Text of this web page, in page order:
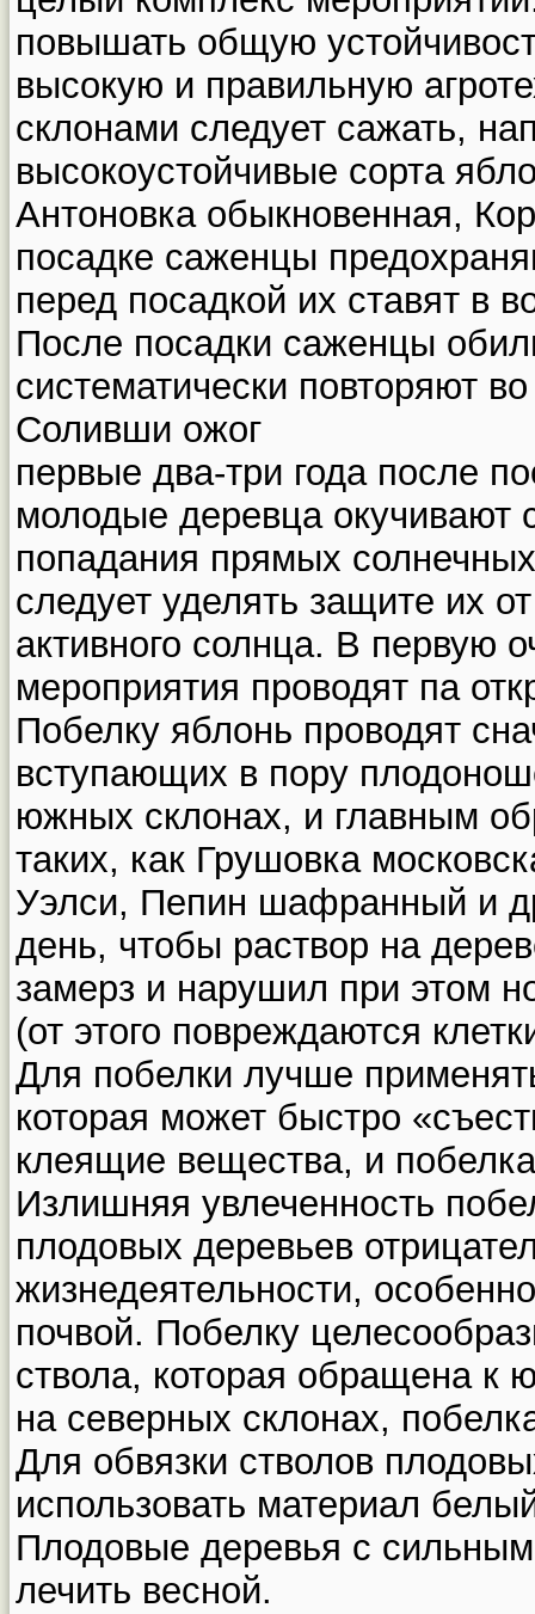
повышать общую
высокую и правильную
склонами следует сажать,
высокоустойчивые сорта
Антоновка обыкновенная,
посадке саженцы
перед посадкой их ставят в
После посадки саженцы
систематически повторяют
Соливши ожог
первые два-три года после
молодые деревца окучивают
попадания прямых
следует уделять защите их
активного солнца. В первую
мероприятия проводят па
Побелку яблонь проводят
вступающих в пору
южных склонах, и главным
таких, как Грушовка
Уэлси, Пепин шафранный и
день, чтобы раствор на
замерз и нарушил при этом
(от этого повреждаются
Для побелки лучше
которая может быстро
клеящие вещества, и
Излишняя увлеченность
плодовых деревьев
жизнедеятельности,
почвой. Побелку
ствола, которая обращена к
на северных склонах,
Для обвязки стволов
использовать материал
Плодовые деревья с
лечить весной.